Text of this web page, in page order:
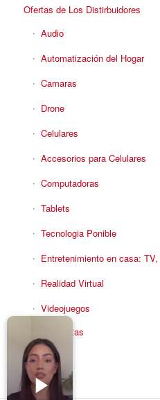
Ofertas de Los Distirbuidores
Audio
Automatización del Hogar
Camaras
Drone
Celulares
Accesorios para Celulares
Computadoras
Tablets
Tecnologia Ponible
Entretenimiento en casa:
Realidad Virtual
Videojuegos
Reciba Ofertas